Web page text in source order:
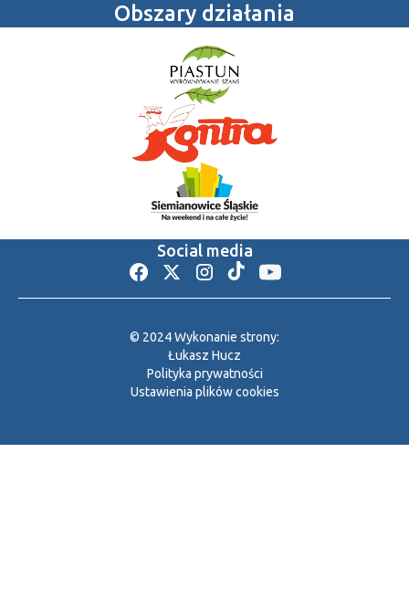
Obszary działania
Social media
© 2024 Wykonanie strony:
Łukasz Hucz
Polityka prywatności
Ustawienia plików cookies